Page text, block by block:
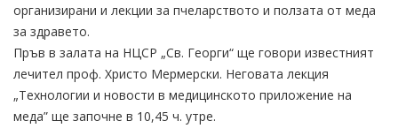
организирани и лекции за пчеларството и ползата от меда
за здравето.
Пръв в залата на НЦСР „Св. Георги“ ще говори известният
лечител проф. Христо Мермерски. Неговата лекция
„Технологии и новости в медицинското приложение на
меда” ще започне в 10,45 ч. утре.